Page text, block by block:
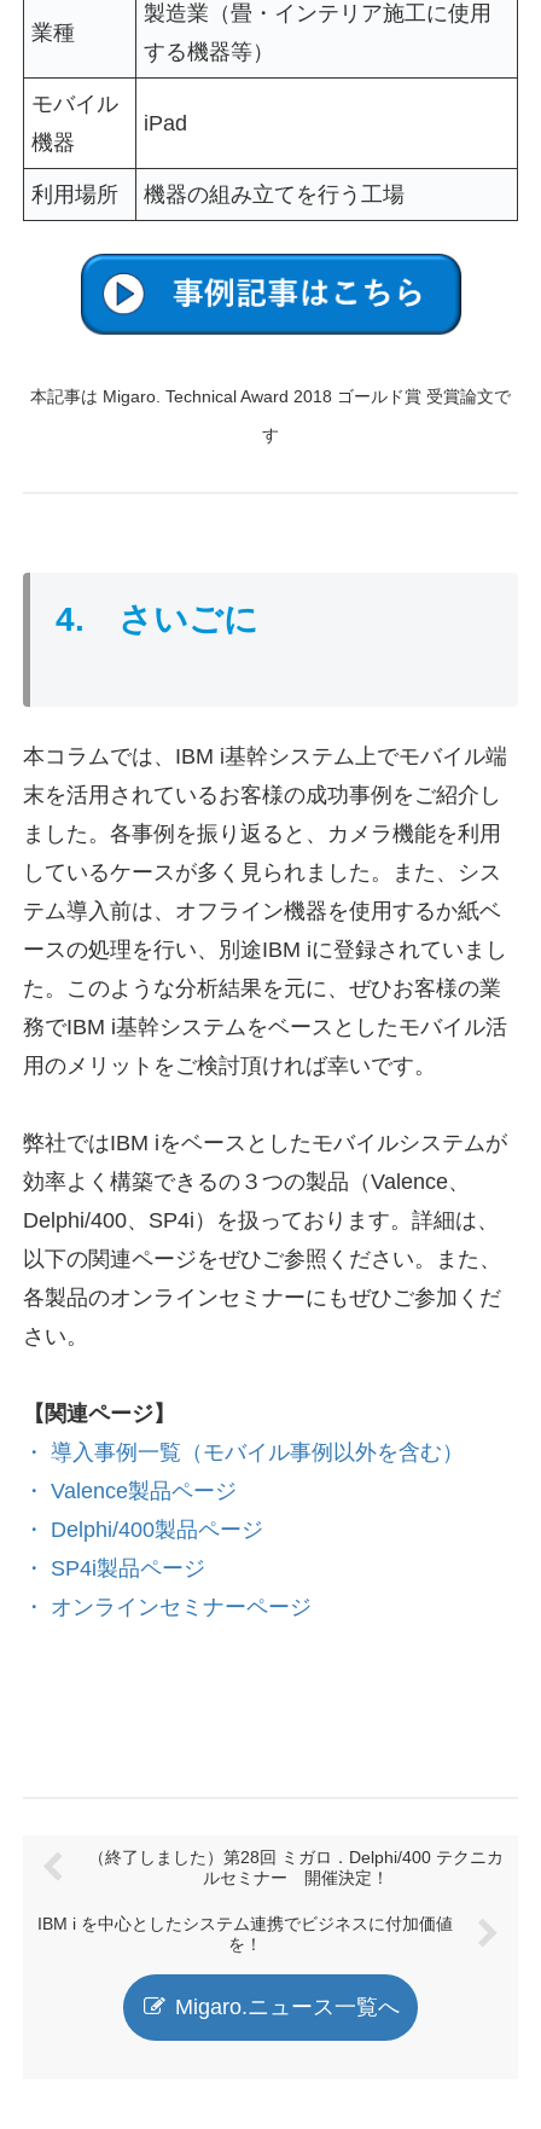
業種
製造業（畳・インテリア施工に使用
する機器等）
モバイル
機器
iPad
利用場所 機器の組み立てを行う工場
本記事は Migaro. Technical Award 2018 ゴールド賞 受賞論文で
す
4. さいごに
本コラムでは、IBM i基幹システム上でモバイル端
末を活用されているお客様の成功事例をご紹介し
ました。各事例を振り返ると、カメラ機能を利用
しているケースが多く見られました。また、シス
テム導入前は、オフライン機器を使用するか紙ベ
ースの処理を行い、別途IBM iに登録されていまし
た。このような分析結果を元に、ぜひお客様の業
務でIBM i基幹システムをベースとしたモバイル活
用のメリットをご検討頂ければ幸いです。
弊社ではIBM iをベースとしたモバイルシステムが
効率よく構築できるの３つの製品（Valence、
Delphi/400、SP4i）を扱っております。詳細は、
以下の関連ページをぜひご参照ください。また、
各製品のオンラインセミナーにもぜひご参加くだ
さい。
【関連ページ】
・ 導入事例一覧（モバイル事例以外を含む）
・ Valence製品ページ
・ Delphi/400製品ページ
・ SP4i製品ページ
・ オンラインセミナーページ
（終了しました）第28回 ミガロ．Delphi/400 テクニカ
ルセミナー 開催決定！
IBM i を中心としたシステム連携でビジネスに付加価値
を！
Migaro.ニュース一覧へ